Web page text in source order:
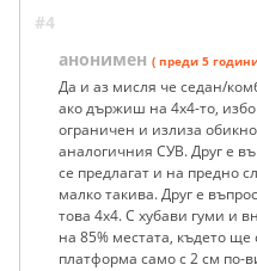
#4
анонимен ( преди 5
Да и аз мисля че седан/
ако държиш на 4х4-то,
ограничен и излиза
аналогичния СУВ. Друг е
се предлагат и на предно
малко такива. Друг е
това 4х4. С хубави гуми и
на 85% местата, където
платформа само с 2 см по-